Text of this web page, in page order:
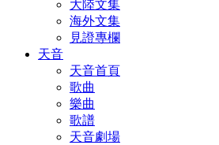
大陸文集
海外文集
見證專欄
天音
天音首頁
歌曲
樂曲
歌譜
天音劇場